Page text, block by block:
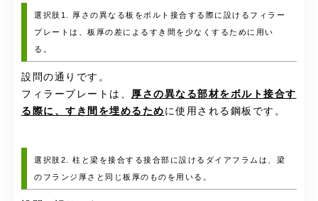
選択肢1. 厚さの異なる板をボルト接合する際に設けるフィラー
プレートは、板厚の差によるすき間を少なくするために用い
る。
設問の通りです。
フィラープレートは、 厚さの異なる部材をボルト接合す
る際に、すき間を埋めるため に使用される鋼板です。
選択肢2. 柱と梁を接合する接合部に設けるダイアフラムは、梁
のフランジ厚さと同じ板厚のものを用いる。